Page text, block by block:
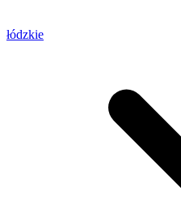
łódzkie